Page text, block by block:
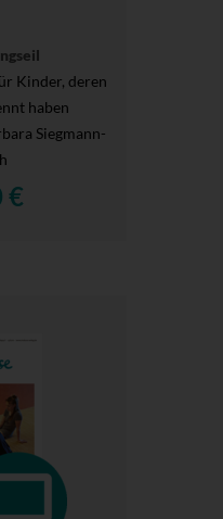
Kinder, deren
haben
Siegmann-
€